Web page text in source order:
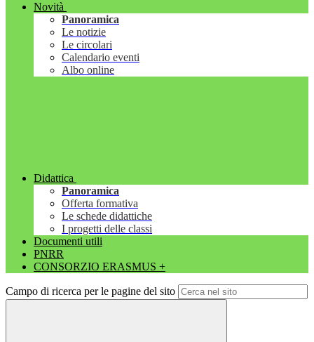
Novità
Panoramica
Le notizie
Le circolari
Calendario eventi
Albo online
Didattica
Panoramica
Offerta formativa
Le schede didattiche
I progetti delle classi
Documenti utili
PNRR
CONSORZIO ERASMUS +
Campo di ricerca per le pagine del sito